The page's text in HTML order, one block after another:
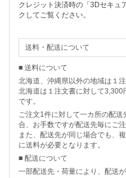
クレジット決済時の「3Dセキュ
クしてご覧ください。
送料・配送について
■ 送料について
北海道、沖縄県以外の地域は１
北海道は１注文書に対して
です。
ご注文1件に対して一カ所の配
合、お手数ですが配送先毎にご注
また、配送先が同じ場合でも、
に送料が必要となります。
■ 配送について
一部配送先・荷量により、配送